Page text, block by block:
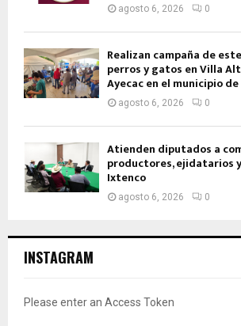
agosto 6, 2026 0
Realizan campaña de
perros y gatos en Villa
Ayecac en el municipio
agosto 6, 2026 0
Atienden diputados a
productores, ejidatarios
Ixtenco
agosto 6, 2026 0
INSTAGRAM
Please enter an Access Token